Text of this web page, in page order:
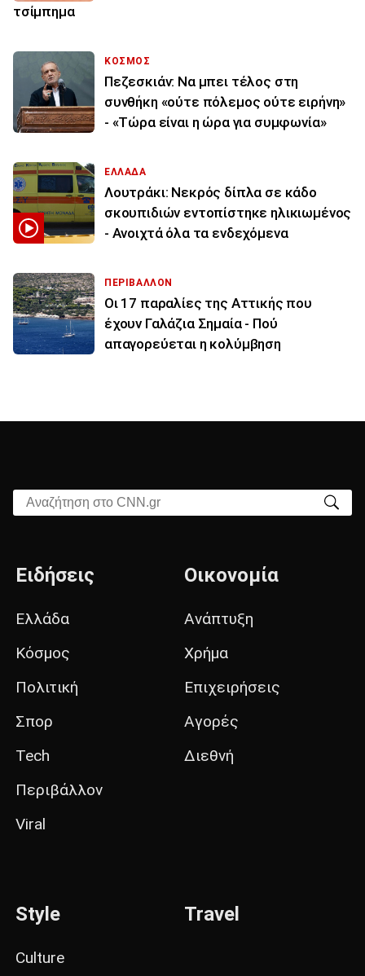
τσίμπημα
ΚΟΣΜΟΣ
Πεζεσκιάν: Να μπει τέλος στη
συνθήκη «ούτε πόλεμος ούτε ειρήνη»
- «Τώρα είναι η ώρα για συμφωνία»
ΕΛΛΑΔΑ
Λουτράκι: Νεκρός δίπλα σε κάδο
σκουπιδιών εντοπίστηκε ηλικιωμένος
- Ανοιχτά όλα τα ενδεχόμενα
ΠΕΡΙΒΑΛΛΟΝ
Οι 17 παραλίες της Αττικής που
έχουν Γαλάζια Σημαία - Πού
απαγορεύεται η κολύμβηση
Αναζήτηση στο CNN.gr
Ειδήσεις
Ελλάδα
Κόσμος
Πολιτική
Σπορ
Tech
Περιβάλλον
Viral
Οικονομία
Ανάπτυξη
Χρήμα
Επιχειρήσεις
Αγορές
Διεθνή
Style
Culture
Travel